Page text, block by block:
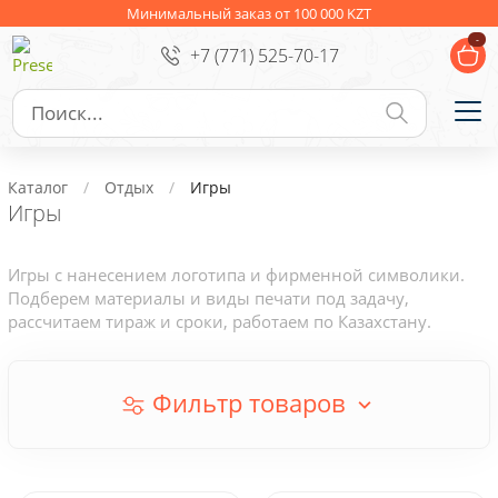
Минимальный заказ от 100 000 KZT
+7 (771) 525-70-17
-
Ежедневники Новогодние подарки
Сувениры к праздникам Упаковка
Личные аксессуары
Деловые подарки
Каталог Отдых Игры
Игры
Игры с нанесением логотипа и фирменной символики.
Подберем материалы и виды печати под задачу,
рассчитаем тираж и сроки, работаем по Казахстану.
Фильтр товаров